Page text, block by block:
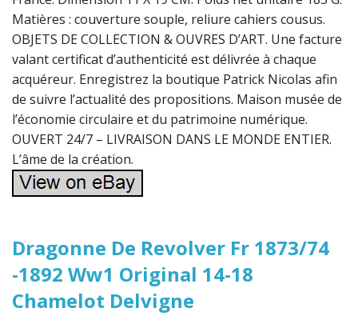
Matières : couverture souple, reliure cahiers cousus.
OBJETS DE COLLECTION & OUVRES D’ART. Une facture
valant certificat d’authenticité est délivrée à chaque
acquéreur. Enregistrez la boutique Patrick Nicolas afin
de suivre l’actualité des propositions. Maison musée de
l’économie circulaire et du patrimoine numérique.
OUVERT 24/7 – LIVRAISON DANS LE MONDE ENTIER.
L’âme de la création.
Dragonne De Revolver Fr 1873/74
-1892 Ww1 Original 14-18
Chamelot Delvigne